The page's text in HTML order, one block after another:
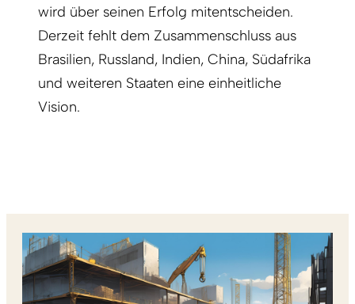
wird über seinen Erfolg mitentscheiden.
Derzeit fehlt dem Zusammenschluss aus
Brasilien, Russland, Indien, China, Südafrika
und weiteren Staaten eine einheitliche
Vision.